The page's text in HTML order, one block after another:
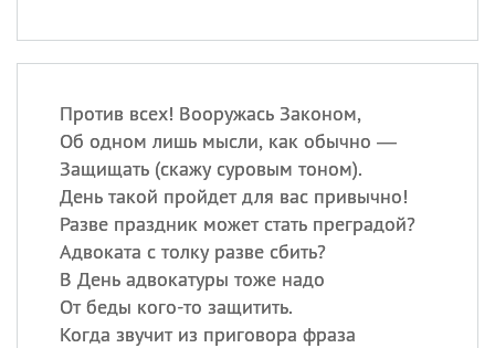
Против всех! Вооружась Законом,
Об одном лишь мысли, как обычно —
Защищать (скажу суровым тоном).
День такой пройдет для вас привычно!
Разве праздник может стать преградой?
Адвоката с толку разве сбить?
В День адвокатуры тоже надо
От беды кого-то защитить.
Когда звучит из приговора фраза